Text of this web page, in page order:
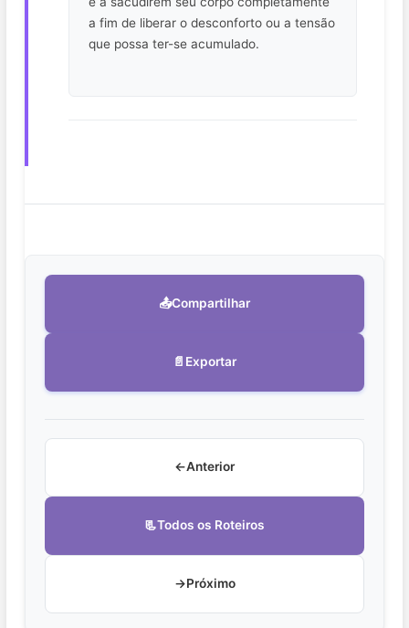
a fim de liberar o desconforto ou a tensão
que possa ter-se acumulado.
📤Compartilhar
📄 Exportar
←Anterior
📃Todos os Roteiros
→Próximo